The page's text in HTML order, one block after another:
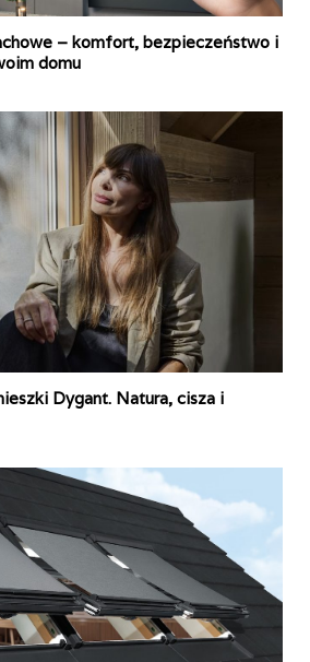
– komfort, bezpieczeństwo i
domu
Dygant. Natura, cisza i